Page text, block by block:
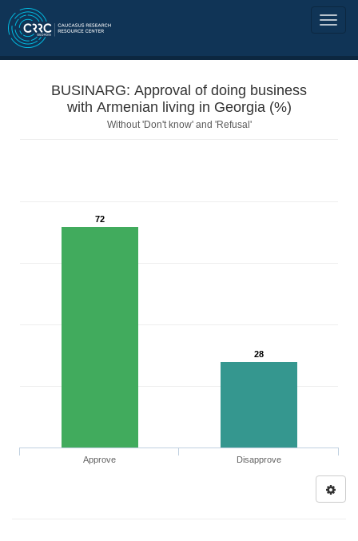
BUSINARG: Approval of doing business
with Armenian living in Georgia (%)
Without 'Don't know' and 'Refusal'
72
28
Approve Disapprove